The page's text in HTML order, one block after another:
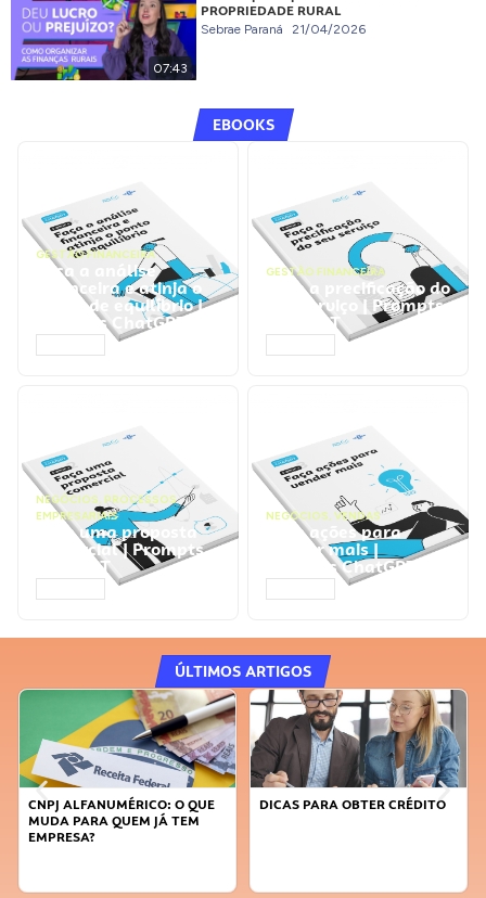
07:43
PROPRIEDADE RURAL
Sebrae Paraná 21/04/2026
EBOOKS
GESTÃO FINANCEIRA
Faça a análise
financeira e atinja o
ponto de equilíbrio |
Prompts ChatGPT
GESTÃO FINANCEIRA
Faça a precificação do
seu serviço | Prompts
ChatGPT
NEGÓCIOS, PROCESSOS
EMPRESARIAIS
Faça uma proposta
comercial | Prompts
ChatGPT
NEGÓCIOS, VENDAS
Faça ações para
vender mais |
Prompts ChatGPT
ÚLTIMOS ARTIGOS
DICAS PARA OBTER CRÉDITO
FAÇA A DIFERENÇA: SEJA